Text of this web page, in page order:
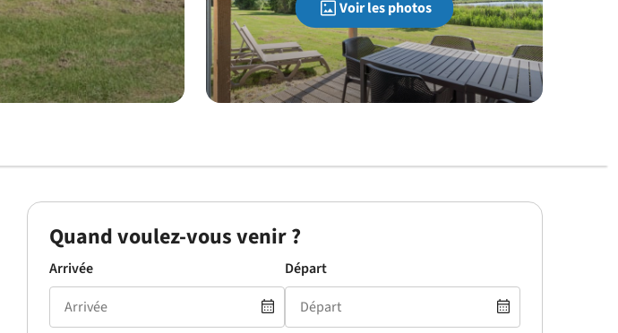
Voir les photos
Quand voulez-vous venir ?
Arrivée Départ